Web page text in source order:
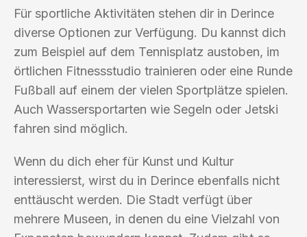
Für sportliche Aktivitäten stehen dir in Derince
diverse Optionen zur Verfügung. Du kannst dich
zum Beispiel auf dem Tennisplatz austoben, im
örtlichen Fitnessstudio trainieren oder eine Runde
Fußball auf einem der vielen Sportplätze spielen.
Auch Wassersportarten wie Segeln oder Jetski
fahren sind möglich.
Wenn du dich eher für Kunst und Kultur
interessierst, wirst du in Derince ebenfalls nicht
enttäuscht werden. Die Stadt verfügt über
mehrere Museen, in denen du eine Vielzahl von